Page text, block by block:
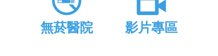
無菸醫院 影片專區